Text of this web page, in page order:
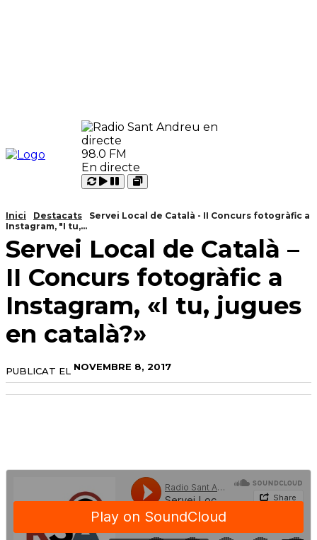
98.0 FM
En directe
Carregant
Reproduir
Pausar
Open
Inici Destacats
Servei Local de Català - II Concurs fotogràfic a
Instagram, "I tu,...
Servei Local de Català –
II Concurs fotogràfic a
Instagram, «I tu, jugues
en català?»
PUBLICAT EL NOVEMBRE 8, 2017